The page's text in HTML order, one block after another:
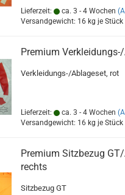
Lieferzeit: ca. 3 - 4 Wochen
Versandgewicht: 16 kg je Stück
Premium
Verkleidungs-/Ablageset, rot
Lieferzeit: ca. 3 - 4 Wochen
Versandgewicht: 16 kg je Stück
Premium Sitzbezug
rechts
Sitzbezug GT